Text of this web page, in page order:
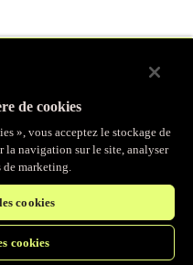
à la suite complète de
d’IA et gagnez en efficacité
de cookies
», vous acceptez le stockage de
la navigation sur le site, analyser
marketing.
cookies
cookies